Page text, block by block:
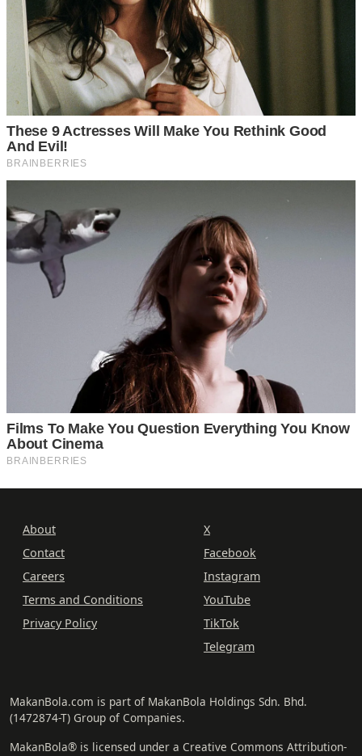
About
Contact
Careers
Terms and Conditions
Privacy Policy
X
Facebook
Instagram
YouTube
TikTok
Telegram
MakanBola.com is part of MakanBola Holdings Sdn. Bhd.
(1472874-T) Group of Companies.
MakanBola® is licensed under a Creative Commons Attribution-